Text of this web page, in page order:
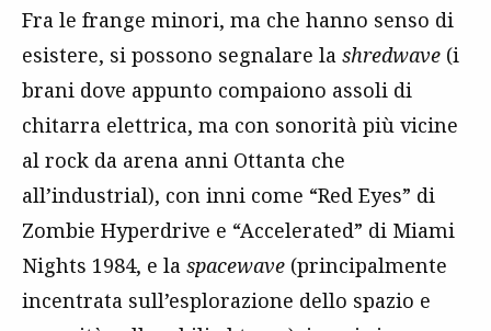
Fra le frange minori, ma che hanno senso di
esistere, si possono segnalare la shredwave (i
brani dove appunto compaiono assoli di
chitarra elettrica, ma con sonorità più vicine
al rock da arena anni Ottanta che
all’industrial), con inni come “Red Eyes” di
Zombie Hyperdrive e “Accelerated” di Miami
Nights 1984, e la spacewave (principalmente
incentrata sull’esplorazione dello spazio e